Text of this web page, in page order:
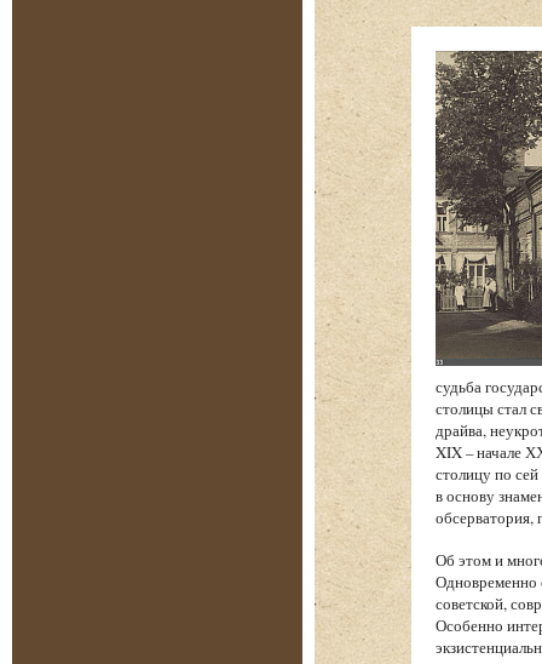
судьба
столицы стал
драйва,
XIX – начале
столицу по
в основу
обсерватория,
Об этом и
Одновременно
советской,
Особенно